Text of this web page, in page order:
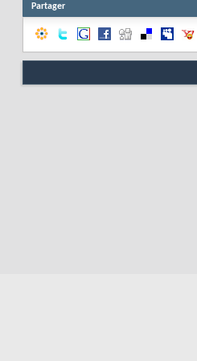
Partager